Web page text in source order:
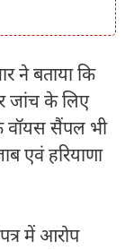
ने बताया कि
जांच के लिए
वॉयस सैंपल भी
एवं हरियाणा
में आरोप